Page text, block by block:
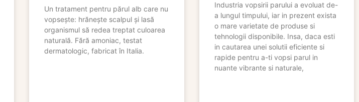
Un tratament pentru părul alb care nu
vopsește: hrănește scalpul și lasă
organismul să redea treptat culoarea
naturală. Fără amoniac, testat
dermatologic, fabricat în Italia.
Industria vopsirii parului a evoluat de-
a lungul timpului, iar in prezent exista
o mare varietate de produse si
tehnologii disponibile. Insa, daca esti
in cautarea unei solutii eficiente si
rapide pentru a-ti vopsi parul in
nuante vibrante si naturale,